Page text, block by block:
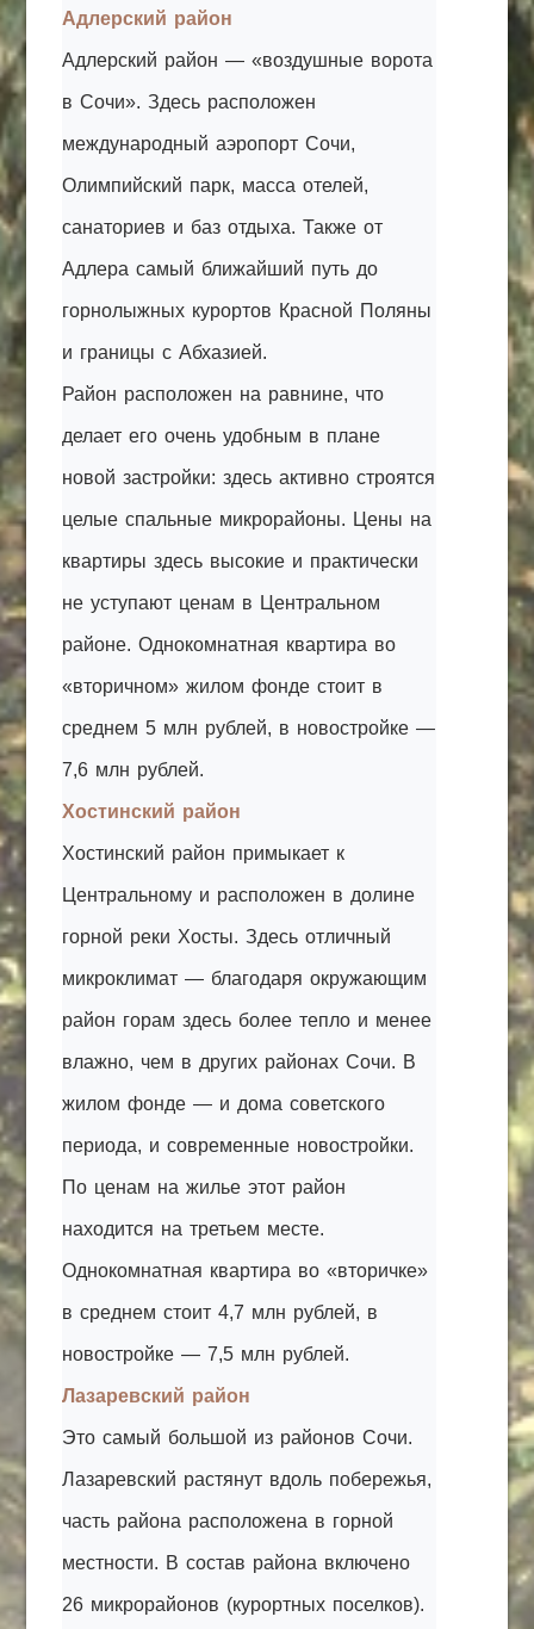
Адлерский район
Адлерский район — «воздушные ворота
в Сочи». Здесь расположен
международный аэропорт Сочи,
Олимпийский парк, масса отелей,
санаториев и баз отдыха. Также от
Адлера самый ближайший путь до
горнолыжных курортов Красной Поляны
и границы с Абхазией.
Район расположен на равнине, что
делает его очень удобным в плане
новой застройки: здесь активно строятся
целые спальные микрорайоны. Цены на
квартиры здесь высокие и практически
не уступают ценам в Центральном
районе. Однокомнатная квартира во
«вторичном» жилом фонде стоит в
среднем 5 млн рублей, в новостройке —
7,6 млн рублей.
Хостинский район
Хостинский район примыкает к
Центральному и расположен в долине
горной реки Хосты. Здесь отличный
микроклимат — благодаря окружающим
район горам здесь более тепло и менее
влажно, чем в других районах Сочи. В
жилом фонде — и дома советского
периода, и современные новостройки.
По ценам на жилье этот район
находится на третьем месте.
Однокомнатная квартира во «вторичке»
в среднем стоит 4,7 млн рублей, в
новостройке — 7,5 млн рублей.
Лазаревский район
Это самый большой из районов Сочи.
Лазаревский растянут вдоль побережья,
часть района расположена в горной
местности. В состав района включено
26 микрорайонов (курортных поселков).